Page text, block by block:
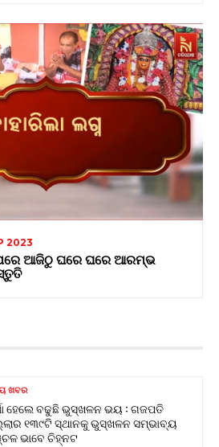
2023
ଆଜିଠୁ ଘରେ ଘରେ ଆରମ୍ଭ
ଖବର
ହେଲେ ବଢୁଛି ଭୁସ୍ଖଳନ ଭୟ : ଗଜପତି
୧୩୯ଟି ସ୍ଥାନକୁ ଭୁସ୍ଖଳନ ସମ୍ଭାବ୍ୟ
ଭାବେ ଚିହ୍ନଟ